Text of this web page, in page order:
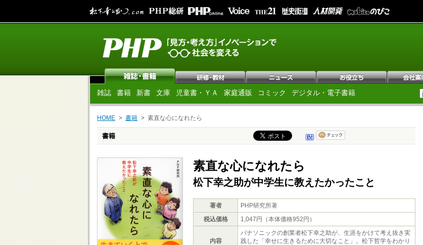
雑誌 書籍 新書 文庫 児童書・ＹＡ 家庭通販 コミック デジタル・電子書籍
HOME 書籍 素直な心になれたら
書籍
素直な心になれたら
松下幸之助が中学生に教えたかったこと
著者
PHP研究所著
税込価格
1,047円（本体価格952円）
内容
パナソニックの創業者松下幸之助が、生涯をかけて考え抜き実
践した「幸せに生きるために大切なこと」。松下哲学をわかり